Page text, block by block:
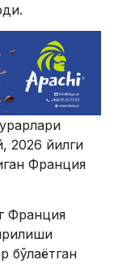
2026 йилги
Франция
Франция
бўлаётган